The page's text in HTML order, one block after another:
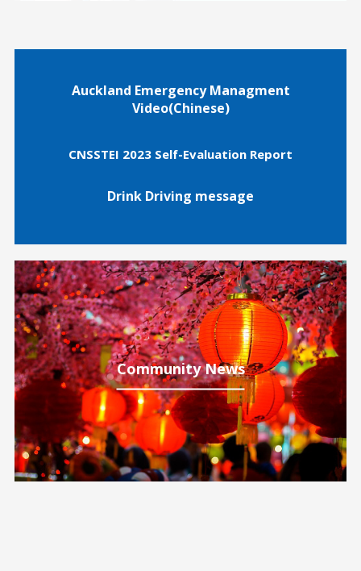
Auckland Emergency Managment
Video(Chinese)
CNSSTEI 2023 Self-Evaluation Report
Drink Driving message
Community News